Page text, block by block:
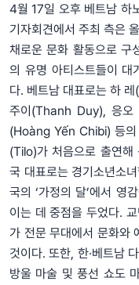
4월 17일 오후 베트남 하
기자회견에서 주최 측은
채로운 문화 활동으로 구
의 유명 아티스트들이 대
다. 베트남 대표로는 하
주이(Thanh Duy), 응
(Hoàng Yến Chibi) 등의
(Tilo)가 처음으로 출연
국 대표로는 경기소년소
국의 ‘가정의 달’에서 영
이는 데 중점을 두었다.
가 전문 무대에서 문화와
것이다. 또한, 한·베트남
방울 마술 및 풍선 쇼도